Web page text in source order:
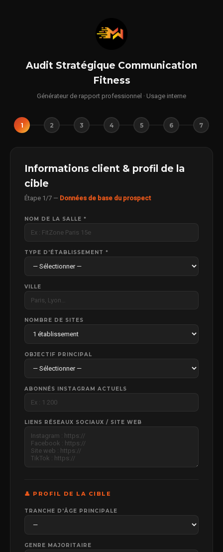
APPEL DÉCOUVERTE 🎁
Brand Score
Articles récents
pour transformer votre salle en marque que vos
membres adorent
Quoi publier sur Instagram pour une salle de sport ou
Soirée d’inauguration salle de sport : guide complet
pour un événement rentable et impactant
Gestion des réseaux sociaux pour les salles de sport :
la stratégie complète pour attirer, engager et convertir
(avec conseils d’experte)
🎧 Comment remplir sa salle avant même d’ouvrir ?
Let’s Go
PRÊT À FAIRE DÉCOLLER VOTRE SALLE DE
Market Web Design
Agence de communication spécialisée dans le fitness,